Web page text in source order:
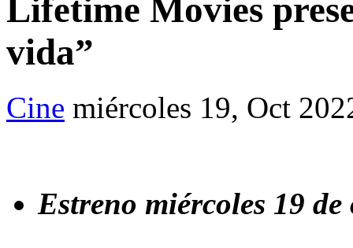
Lifetime Movies
vida”
Cine miércoles 19, Oct
Estreno miércoles 19